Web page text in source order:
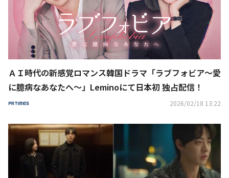
ＡＩ時代の新感覚ロマンス韓国ドラマ「ラブフォビア～愛
に臆病なあなたへ～」Leminoにて日本初 独占配信！
2026/02/18 13:22